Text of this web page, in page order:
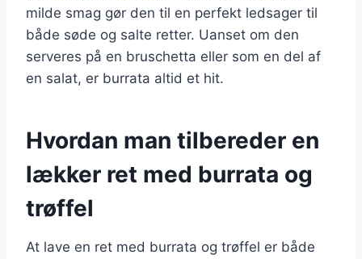
milde smag gør den til en perfekt ledsager til
både søde og salte retter. Uanset om den
serveres på en bruschetta eller som en del af
en salat, er burrata altid et hit.
Hvordan man tilbereder en
lækker ret med burrata og
trøffel
At lave en ret med burrata og trøffel er både